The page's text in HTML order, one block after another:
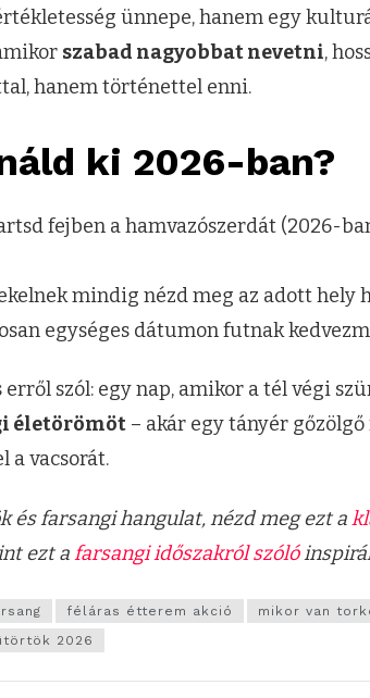
ünnepe, hanem egy
szabad nagyobbat nevetni,
hanem történettel enni.
ki 2026-ban?
fejben a hamvazószerdát (2026-
mindig nézd meg az adott hely
egységes dátumon futnak
szól: egy nap, amikor a tél végi
életörömöt – akár egy tányér gőzölgő
a vacsorát.
és farsangi hangulat, nézd meg ezt a
ezt afarsangi időszakról szóló
féláras étterem akció
mikor van
2026